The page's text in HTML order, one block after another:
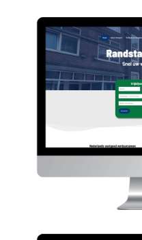
Randstad Real Estate
HIER